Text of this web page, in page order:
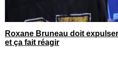
Roxane Bruneau doit
et ça fait réagir